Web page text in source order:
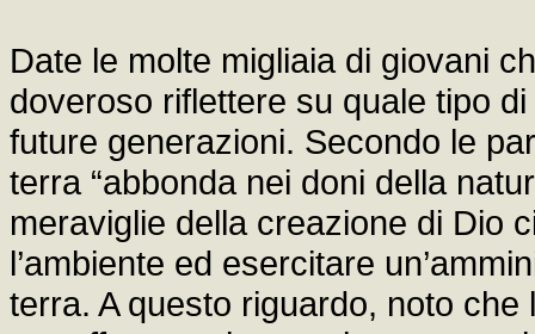
Date le molte migliaia di giovani
doveroso riflettere su quale tipo
future generazioni. Secondo le
terra “abbonda nei doni della
meraviglie della creazione di Dio
l’ambiente ed esercitare
terra. A questo riguardo, noto